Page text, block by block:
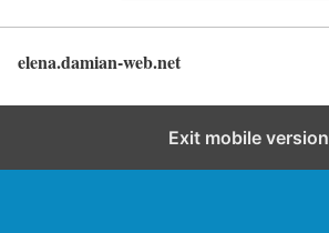
elena.damian-web.net
Exit mobile version